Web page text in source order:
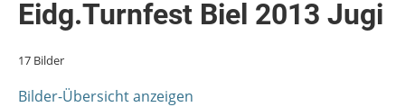
Eidg.Turnfest Biel 2013 Jugi
17 Bilder
Bilder-Übersicht anzeigen